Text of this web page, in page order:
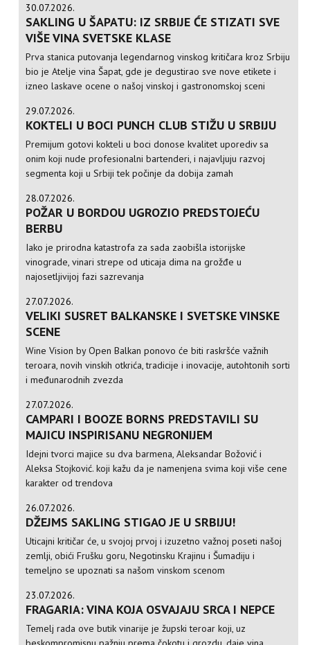
30.07.2026.
SAKLING U ŠAPATU: IZ SRBIJE ĆE STIZATI SVE
VIŠE VINA SVETSKE KLASE
Prva stanica putovanja legendarnog vinskog kritičara kroz Srbiju
bio je Atelje vina Šapat, gde je degustirao sve nove etikete i
izneo laskave ocene o našoj vinskoj i gastronomskoj sceni
29.07.2026.
KOKTELI U BOCI PUNCH CLUB STIŽU U SRBIJU
Premijum gotovi kokteli u boci donose kvalitet uporediv sa
onim koji nude profesionalni bartenderi, i najavljuju razvoj
segmenta koji u Srbiji tek počinje da dobija zamah
28.07.2026.
POŽAR U BORDOU UGROZIO PREDSTOJEĆU
BERBU
Iako je prirodna katastrofa za sada zaobišla istorijske
vinograde, vinari strepe od uticaja dima na grožđe u
najosetljivijoj fazi sazrevanja
27.07.2026.
VELIKI SUSRET BALKANSKE I SVETSKE VINSKE
SCENE
Wine Vision by Open Balkan ponovo će biti raskršće važnih
teroara, novih vinskih otkrića, tradicije i inovacije, autohtonih sorti
i međunarodnih zvezda
27.07.2026.
CAMPARI I BOOZE BORNS PREDSTAVILI SU
MAJICU INSPIRISANU NEGRONIJEM
Idejni tvorci majice su dva barmena, Aleksandar Božović i
Aleksa Stojković. koji kažu da je namenjena svima koji više cene
karakter od trendova
26.07.2026.
DŽEJMS SAKLING STIGAO JE U SRBIJU!
Uticajni kritičar će, u svojoj prvoj i izuzetno važnoj poseti našoj
zemlji, obići Frušku goru, Negotinsku Krajinu i Šumadiju i
temeljno se upoznati sa našom vinskom scenom
23.07.2026.
FRAGARIA: VINA KOJA OSVAJAJU SRCA I NEPCE
Temelj rada ove butik vinarije je župski teroar koji, uz